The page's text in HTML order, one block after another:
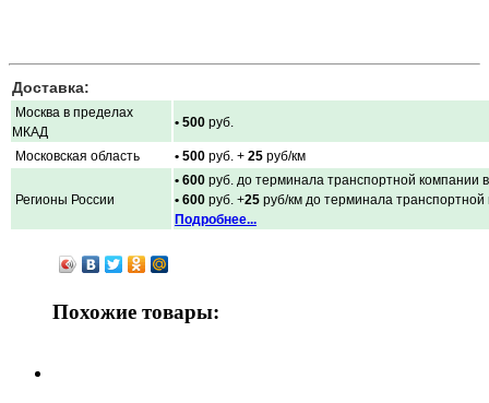
Доставка:
Москва в пределах
МКАД
• 500 руб.
Московская область • 500 руб. + 25 руб/км
Регионы России
• 600 руб. до терминала транспортной компании
• 600 руб. +25 руб/км до терминала
Подробнее...
Похожие товары: